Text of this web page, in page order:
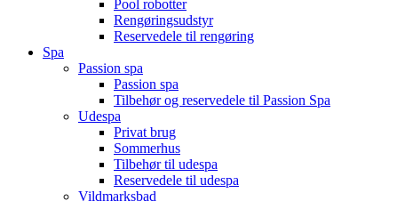
Pool robotter
Rengøringsudstyr
Reservedele til rengøring
Spa
Passion spa
Passion spa
Tilbehør og reservedele til Passion Spa
Udespa
Privat brug
Sommerhus
Tilbehør til udespa
Reservedele til udespa
Vildmarksbad